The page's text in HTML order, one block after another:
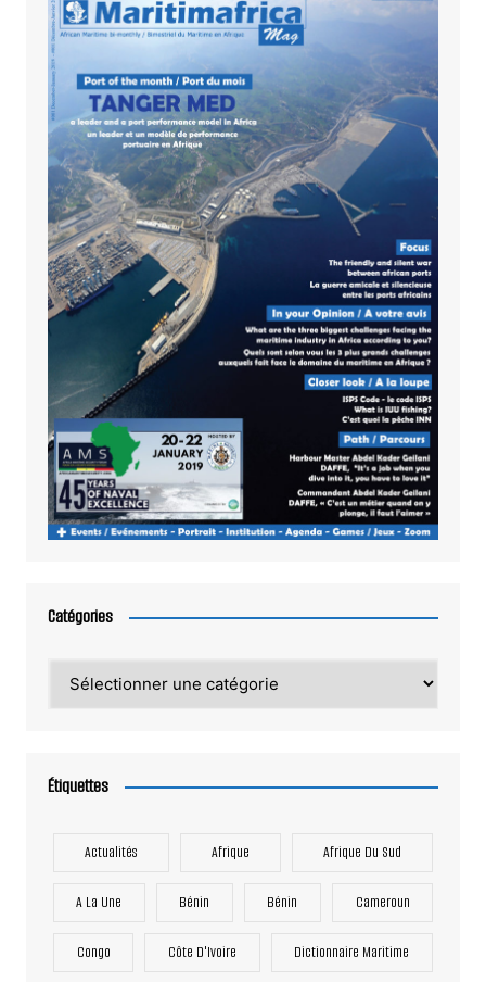
Catégories
Étiquettes
Actualités Afrique Afrique Du Sud
A La Une Bénin Bénin Cameroun
Congo Côte D'Ivoire Dictionnaire Maritime